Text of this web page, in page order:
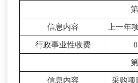
信息内容 上一年
行政事业性收费 0
信息内容 采购项